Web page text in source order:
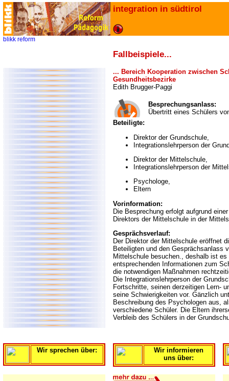
integration in südtirol
blikk reform
Fallbeispiele...
... Bereich Kooperation zwischen
Gesundheitsbezirke
Edith Brugger-Paggi
Besprechungsanlass:
Übertritt eines Schülers
Beteiligte:
Direktor der Grundschule,
Integrationslehrperson der
Direktor der Mittelschule,
Integrationslehrperson der
Psychologe,
Eltern
Vorinformation:
Die Besprechung erfolgt aufgrund
Direktors der Mittelschule in der
Gesprächsverlauf:
Der Direktor der Mittelschule eröffnet
Beteiligten und den Gesprächsanlass
Mittelschule besuchen., deshalb ist
entsprechenden Informationen zum
die notwendigen Maßnahmen
Die Integrationslehrperson der
Fortschritte, seinen derzeitigen Lern-
seine Schwierigkeiten vor. Gänzlich
Beschreibung des Psychologen aus,
verschiedene Schüler. Die Eltern
Verbleib des Schülers in der
Wir sprechen über:
Wir informieren
uns über: